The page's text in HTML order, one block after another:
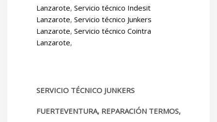
Lanzarote, Servicio técnico Indesit
Lanzarote, Servicio técnico Junkers
Lanzarote, Servicio técnico Cointra
Lanzarote,
SERVICIO TÉCNICO JUNKERS
FUERTEVENTURA, REPARACIÓN TERMOS,